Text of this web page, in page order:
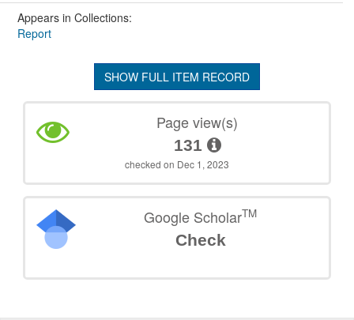
Appears in Collections:
Report
SHOW FULL ITEM RECORD
Page view(s)
131
checked on Dec 1, 2023
Google ScholarTM
Check